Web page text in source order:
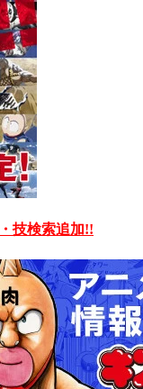
技検索追加!!